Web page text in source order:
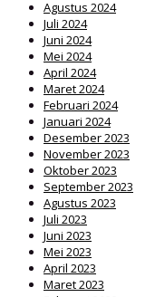
Agustus 2024
Juli 2024
Juni 2024
Mei 2024
April 2024
Maret 2024
Februari 2024
Januari 2024
Desember 2023
November 2023
Oktober 2023
September 2023
Agustus 2023
Juli 2023
Juni 2023
Mei 2023
April 2023
Maret 2023